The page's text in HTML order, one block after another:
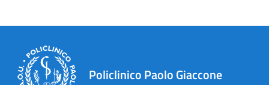
Policlinico Paolo Giaccone